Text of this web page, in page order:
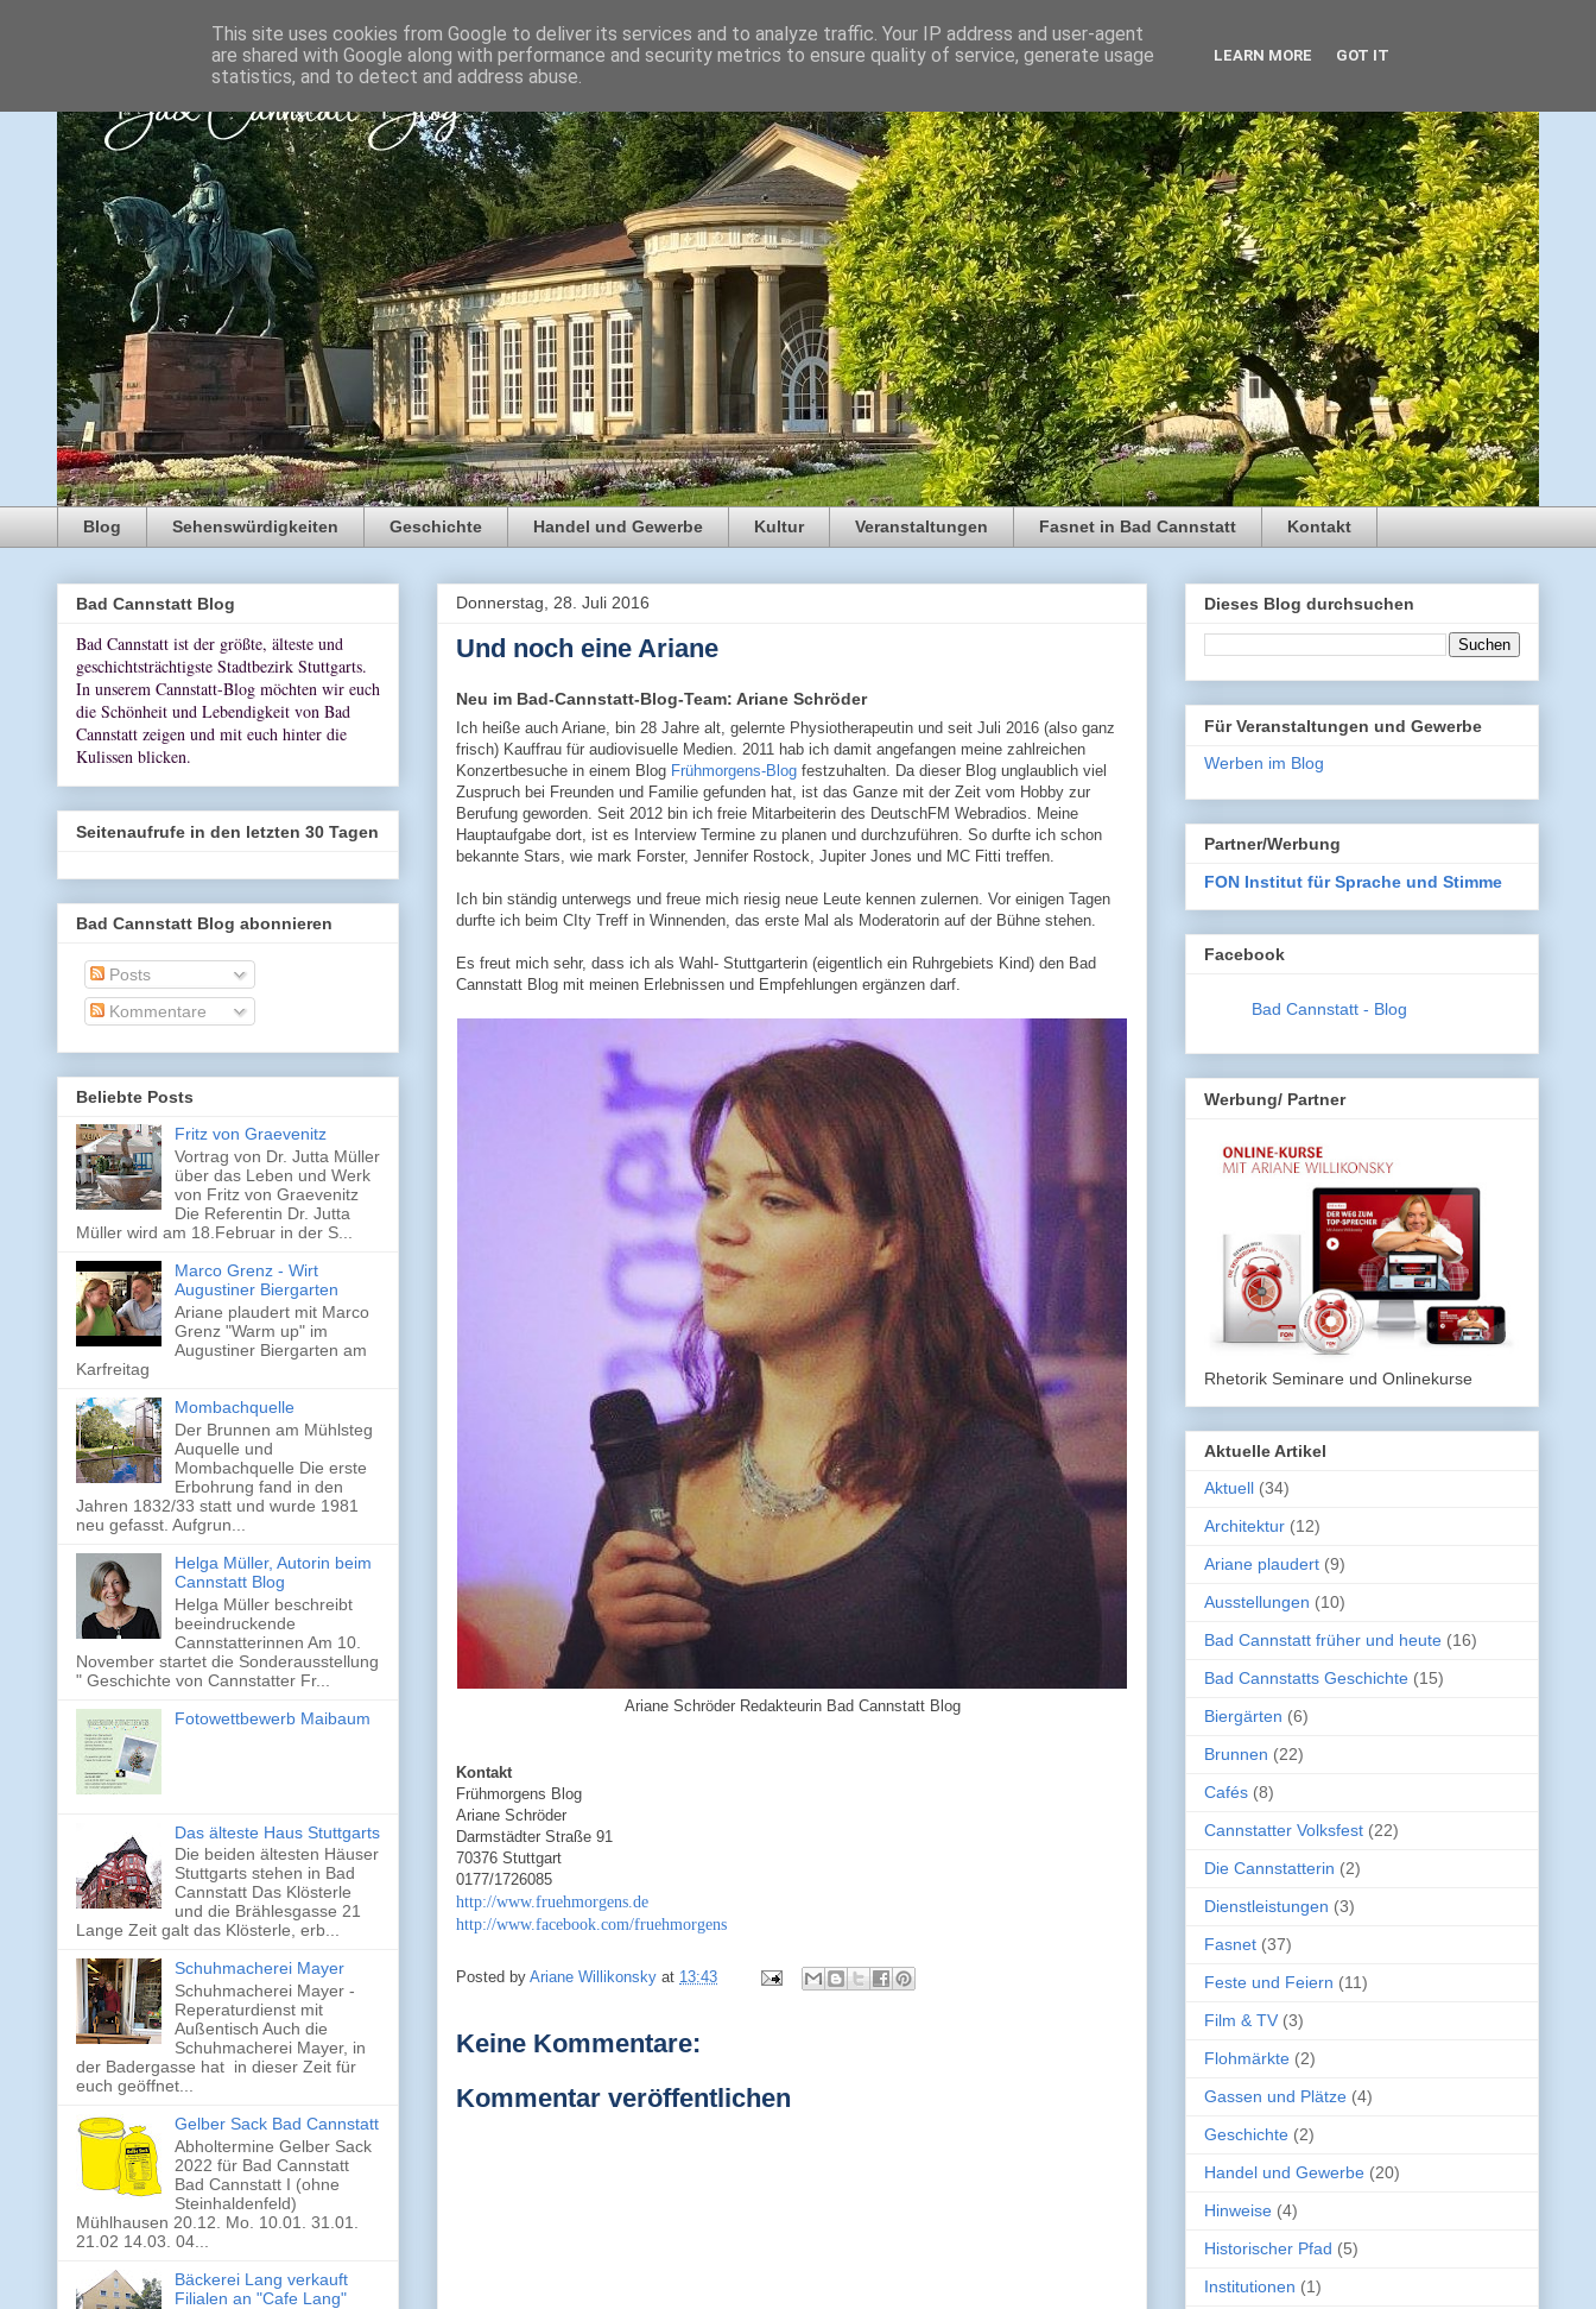
Blog Sehenswürdigkeiten Geschichte Handel und Gewerbe Kultur Veranstaltungen Fasnet in Bad Cannstatt Kontakt
Donnerstag, 28. Juli 2016
Und noch eine Ariane
Neu im Bad-Cannstatt-Blog-Team: Ariane Schröder
Ich heiße auch Ariane, bin 28 Jahre alt, gelernte Physiotherapeutin und seit Juli 2016 (also ganz
frisch) Kauffrau für audiovisuelle Medien. 2011 hab ich damit angefangen meine zahlreichen
Konzertbesuche in einem Blog Frühmorgens-Blog festzuhalten. Da dieser Blog unglaublich viel
Zuspruch bei Freunden und Familie gefunden hat, ist das Ganze mit der Zeit vom Hobby zur
Berufung geworden. Seit 2012 bin ich freie Mitarbeiterin des DeutschFM Webradios. Meine
Hauptaufgabe dort, ist es Interview Termine zu planen und durchzuführen. So durfte ich schon
bekannte Stars, wie mark Forster, Jennifer Rostock, Jupiter Jones und MC Fitti treffen.
Ich bin ständig unterwegs und freue mich riesig neue Leute kennen zulernen. Vor einigen Tagen
durfte ich beim CIty Treff in Winnenden, das erste Mal als Moderatorin auf der Bühne stehen.
Es freut mich sehr, dass ich als Wahl- Stuttgarterin (eigentlich ein Ruhrgebiets Kind) den Bad
Cannstatt Blog mit meinen Erlebnissen und Empfehlungen ergänzen darf.
Ariane Schröder Redakteurin Bad Cannstatt Blog
Kontakt
Frühmorgens Blog
Ariane Schröder
Darmstädter Straße 91
70376 Stuttgart
0177/1726085
http://www.fruehmorgens.de
http://www.facebook.com/fruehmorgens
Posted by Ariane Willikonsky at 13:43
Keine Kommentare:
Kommentar veröffentlichen
Bad Cannstatt Blog
Bad Cannstatt ist der größte, älteste und
geschichtsträchtigste Stadtbezirk Stuttgarts.
In unserem Cannstatt-Blog möchten wir euch
die Schönheit und Lebendigkeit von Bad
Cannstatt zeigen und mit euch hinter die
Kulissen blicken.
Seitenaufrufe in den letzten 30 Tagen
Bad Cannstatt Blog abonnieren
Posts
Kommentare
Beliebte Posts
Fritz von Graevenitz
Vortrag von Dr. Jutta Müller
über das Leben und Werk
von Fritz von Graevenitz
Die Referentin Dr. Jutta
Müller wird am 18.Februar in der S...
Marco Grenz - Wirt
Augustiner Biergarten
Ariane plaudert mit Marco
Grenz "Warm up" im
Augustiner Biergarten am
Karfreitag
Mombachquelle
Der Brunnen am Mühlsteg
Auquelle und
Mombachquelle Die erste
Erbohrung fand in den
Jahren 1832/33 statt und wurde 1981
neu gefasst. Aufgrun...
Helga Müller, Autorin beim
Cannstatt Blog
Helga Müller beschreibt
beeindruckende
Cannstatterinnen Am 10.
November startet die Sonderausstellung
" Geschichte von Cannstatter Fr...
Fotowettbewerb Maibaum
Das älteste Haus Stuttgarts
Die beiden ältesten Häuser
Stuttgarts stehen in Bad
Cannstatt Das Klösterle
und die Brählesgasse 21
Lange Zeit galt das Klösterle, erb...
Schuhmacherei Mayer
Schuhmacherei Mayer -
Reperaturdienst mit
Außentisch Auch die
Schuhmacherei Mayer, in
der Badergasse hat in dieser Zeit für
euch geöffnet...
Gelber Sack Bad Cannstatt
Abholtermine Gelber Sack
2022 für Bad Cannstatt
Bad Cannstatt I (ohne
Steinhaldenfeld)
Mühlhausen 20.12. Mo. 10.01. 31.01.
21.02 14.03. 04...
Bäckerei Lang verkauft
Filialen an "Cafe Lang"
Dieses Blog durchsuchen
Für Veranstaltungen und Gewerbe
Werben im Blog
Partner/Werbung
FON Institut für Sprache und Stimme
Facebook
Bad Cannstatt - Blog
Werbung/ Partner
Rhetorik Seminare und Onlinekurse
Aktuelle Artikel
Aktuell (34)
Architektur (12)
Ariane plaudert (9)
Ausstellungen (10)
Bad Cannstatt früher und heute (16)
Bad Cannstatts Geschichte (15)
Biergärten (6)
Brunnen (22)
Cafés (8)
Cannstatter Volksfest (22)
Die Cannstatterin (2)
Dienstleistungen (3)
Fasnet (37)
Feste und Feiern (11)
Film & TV (3)
Flohmärkte (2)
Gassen und Plätze (4)
Geschichte (2)
Handel und Gewerbe (20)
Hinweise (4)
Historischer Pfad (5)
Institutionen (1)
This site uses cookies from Google to deliver its services and to analyze traffic. Your IP address and user-agent
are shared with Google along with performance and security metrics to ensure quality of service, generate usage
statistics, and to detect and address abuse.
LEARN MORE GOT IT